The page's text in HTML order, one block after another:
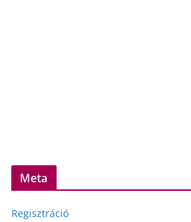
Meta
Regisztráció